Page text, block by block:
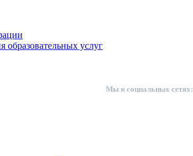
услуг
Мы в социальных сетях: